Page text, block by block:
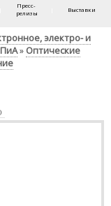
Пресс-
релизы
Выставки
электро- и
» Оптические